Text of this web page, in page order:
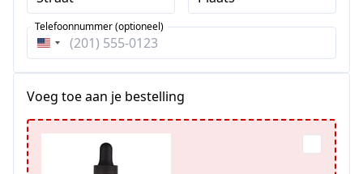
Verenigde
Telefoonnummer (optioneel)
Voeg toe aan je bestelling